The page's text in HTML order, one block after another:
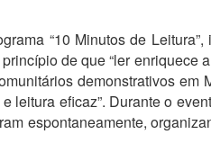
“10 Minutos de
de que “ler enriquece
demonstrativos
eficaz”. Durante o
espontaneamente,